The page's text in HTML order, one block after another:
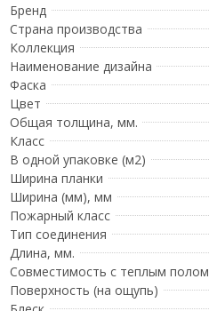
Бренд
Страна производства
Коллекция
Наименование дизайна
Фаска
Цвет
Общая толщина, мм.
Класс
В одной упаковке (м2)
Ширина планки
Ширина (мм), мм
Пожарный класс
Тип соединения
Длина, мм.
Совместимость с теплым полом
Поверхность (на ощупь)